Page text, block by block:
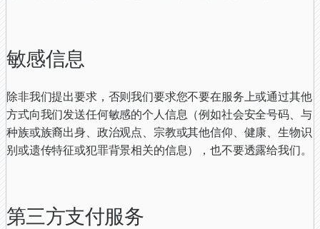
敏感信息
除非我们提出要求，否则我们要求您不要在服务上或通过其他
方式向我们发送任何敏感的个人信息（例如社会安全号码、与
种族或族裔出身、政治观点、宗教或其他信仰、健康、生物识
别或遗传特征或犯罪背景相关的信息），也不要透露给我们。
第三方支付服务